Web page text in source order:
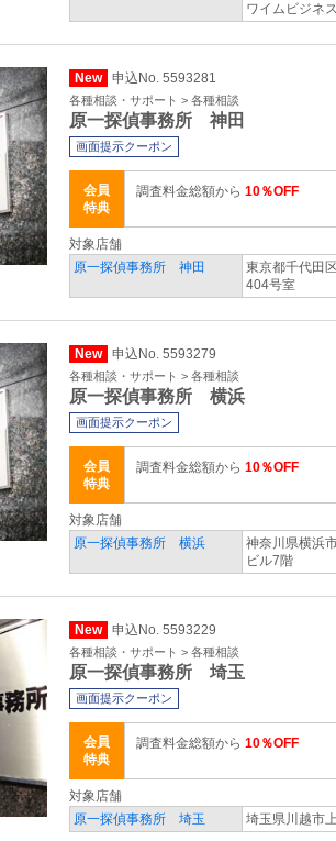
ワイムビジネ
New 申込No. 5593281
各種相談・サポート > 各種相談
原一探偵事務所 神田
画面提示クーポン
会員
特典
調査料金総額から 10％OFF
対象店舗
原一探偵事務所 神田
東京都千代田
404号室
New 申込No. 5593279
各種相談・サポート > 各種相談
原一探偵事務所 横浜
画面提示クーポン
会員
特典
調査料金総額から 10％OFF
対象店舗
原一探偵事務所 横浜
神奈川県横浜
ビル7階
New 申込No. 5593229
各種相談・サポート > 各種相談
原一探偵事務所 埼玉
画面提示クーポン
会員
特典
調査料金総額から 10％OFF
対象店舗
原一探偵事務所 埼玉
埼玉県川越市